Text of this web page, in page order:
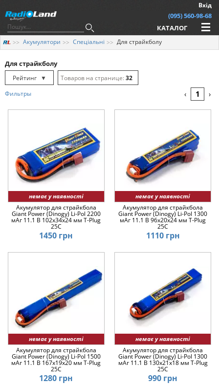
Вхід
(095) 560-98-68
КАТАЛОГ
Акумулятори Спеціальні Для страйкболу
Для страйкболу
Рейтинг
▼
Рейтинг
Ціна ▼
32
Фильтры ‹ 1 ›
немає у наявності
Акумулятор для страйкбола
Giant Power (Dinogy) Li-Pol 2200
мАг 11.1 В 102x34x24 мм T-Plug
25C
1450 грн
немає у наявності
Акумулятор для страйкбола
Giant Power (Dinogy) Li-Pol 1300
мАг 11.1 В 96x20x24 мм T-Plug
25C
1110 грн
немає у наявності
Акумулятор для страйкбола
Giant Power (Dinogy) Li-Pol 1500
мАг 11.1 В 167x19x20 мм T-Plug
25C
1280 грн
немає у наявності
Акумулятор для страйкбола
Giant Power (Dinogy) Li-Pol 1300
мАг 11.1 В 130x21x18 мм T-Plug
25C
990 грн